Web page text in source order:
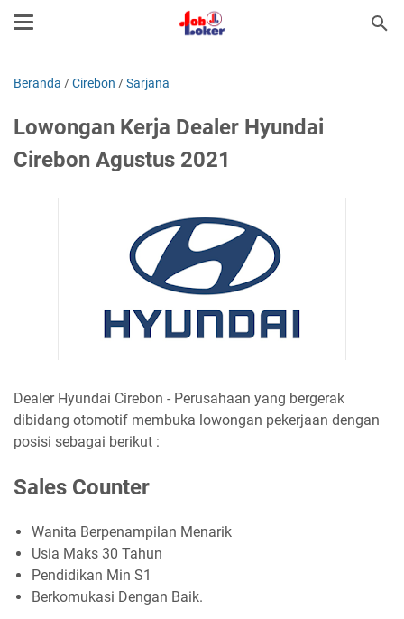
Beranda /Cirebon /Sarjana
Lowongan Kerja Dealer Hyundai
Cirebon Agustus 2021
Dealer Hyundai Cirebon - Perusahaan yang bergerak
dibidang otomotif membuka lowongan pekerjaan dengan
posisi sebagai berikut :
Sales Counter
Wanita Berpenampilan Menarik
Usia Maks 30 Tahun
Pendidikan Min S1
Berkomukasi Dengan Baik.